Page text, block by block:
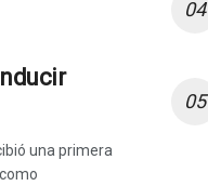
una primera